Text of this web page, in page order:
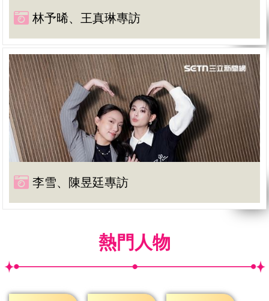
林予晞、王真琳專訪
李雪、陳昱廷專訪
熱門人物